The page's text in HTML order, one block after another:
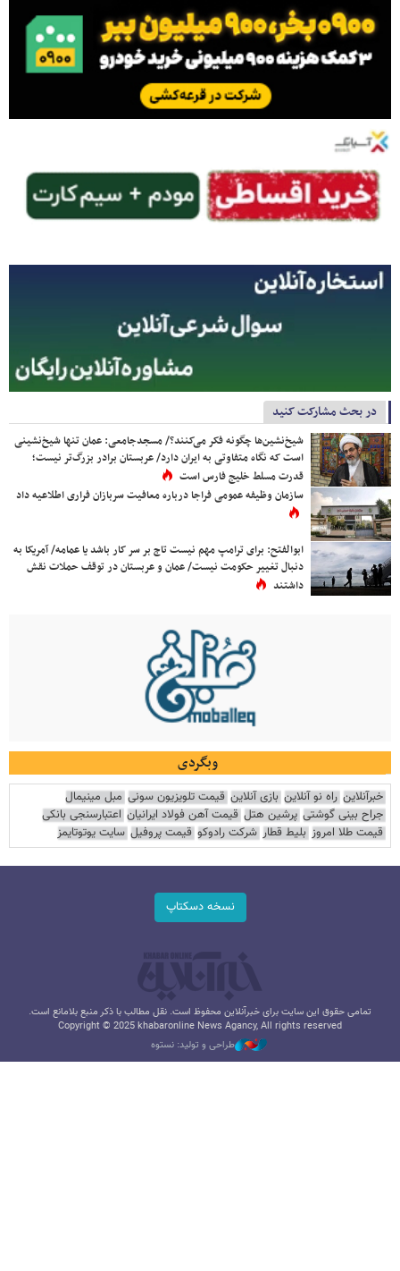
در بحث مشارکت کنید
شیخ‌نشین‌ها چگونه فکر می‌کنند؟/ مسجدجامعی: عمان تنها شیخ‌نشینی
است که نگاه متفاوتی به ایران دارد/ عربستان برادر بزرگ‌تر نیست؛
قدرت مسلط خلیج فارس است
سازمان وظیفه عمومی فراجا درباره معافیت سربازان فراری اطلاعیه داد
ابوالفتح: برای ترامپ مهم نیست تاج بر سر کار باشد یا عمامه/ آمریکا به
دنبال تغییر حکومت نیست/ عمان و عربستان در توقف حملات نقش
داشتند
وبگردی
خبرآنلاین راه نو آنلاین بازی آنلاین قیمت تلویزیون سونی مبل مینیمال
جراح بینی گوشتی پرشین هتل قیمت آهن فولاد ایرانیان اعتبارسنجی بانکی
قیمت طلا امروز بلیط قطار شرکت رادوکو قیمت پروفیل سایت یوتوتایمز
نسخه دسکتاپ
تمامی حقوق این سایت برای خبرآنلاین محفوظ است. نقل مطالب با ذکر منبع بلامانع است.
Copyright © 2025 khabaronline News Agancy, All rights reserved
طراحی و تولید: نستوه